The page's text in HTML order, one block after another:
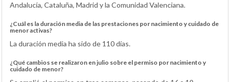
Andalucía, Cataluña, Madrid y la Comunidad Valenciana.
¿Cuál es la duración media de las prestaciones por nacimiento y cuidado de
menor activas?
La duración media ha sido de 110 días.
¿Qué cambios se realizaron en julio sobre el permiso por nacimiento y
cuidado de menor?